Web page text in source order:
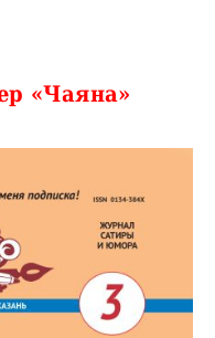
«Чаяна»